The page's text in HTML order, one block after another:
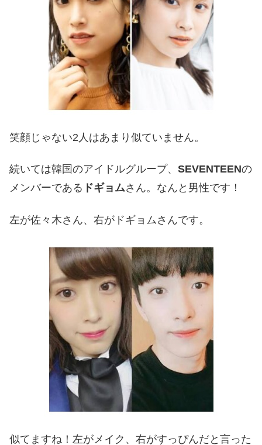
笑顔じゃない2人はあまり似ていません。
続いては韓国のアイドルグループ、 SEVENTEENの
メンバーである ドギョムさん。 なんと男性です！
左が佐々木さん、右がドギョムさんです。
似てますね！左がメイク、右がすっぴんだと言った